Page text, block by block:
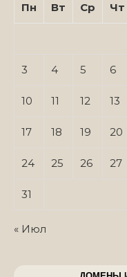
Пн
Вт Ср Чт
3 4 5 6
10 11 12 13
17 18 19 20
24 25 26 27
31
« Июл